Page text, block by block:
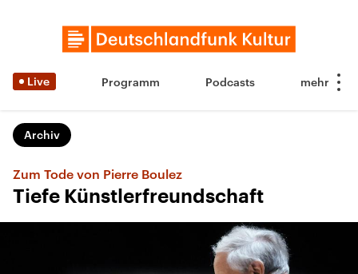
Live Programm Podcasts
Archiv
Zum Tode von Pierre Boulez
Tiefe Künstlerfreundschaft